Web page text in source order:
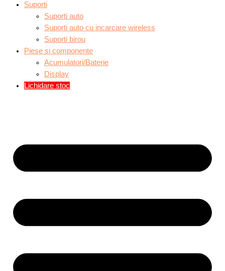
Suporti
Suporti auto
Suporti auto cu incarcare wireless
Suporti birou
Piese si componente
Acumulatori/Baterie
Display
Lichidare stoc